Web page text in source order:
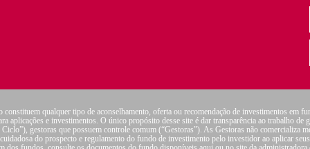
qualquer tipo de aconselhamento, oferta ou recomendação de investimentos em
aplicações e investimentos. O único propósito desse site é dar transparência ao trabalho de
gestoras que possuem controle comum (“Gestoras”). As Gestoras não comercializa
do prospecto e regulamento do fundo de investimento pelo investidor ao aplicar